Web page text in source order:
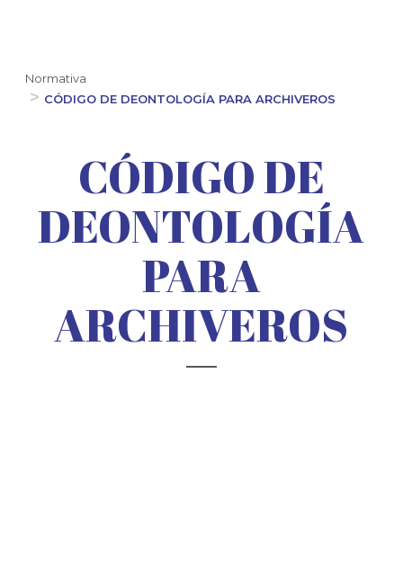
Normativa
CÓDIGO DE DEONTOLOGÍA PARA ARCHIVEROS
CÓDIGO DE
DEONTOLOGÍA
PARA
ARCHIVEROS